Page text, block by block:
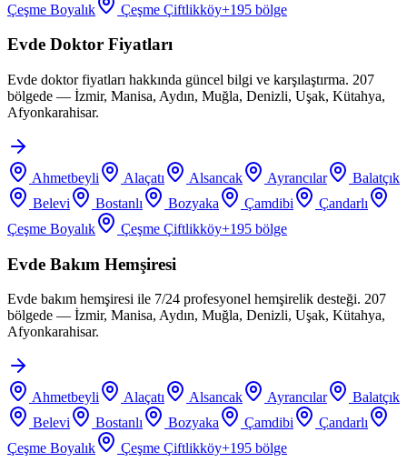
Çeşme Boyalık
Çeşme Çiftlikköy+195 bölge
Evde Doktor Fiyatları
Evde doktor fiyatları hakkında güncel bilgi ve karşılaştırma. 207
bölgede — İzmir, Manisa, Aydın, Muğla, Denizli, Uşak, Kütahya,
Afyonkarahisar.
Ahmetbeyli Alaçatı Alsancak Ayrancılar
Balatçık
Belevi
Bostanlı Bozyaka Çamdibi
Çandarlı
Çeşme Boyalık
Çeşme Çiftlikköy+195 bölge
Evde Bakım Hemşiresi
Evde bakım hemşiresi ile 7/24 profesyonel hemşirelik desteği. 207
bölgede — İzmir, Manisa, Aydın, Muğla, Denizli, Uşak, Kütahya,
Afyonkarahisar.
Ahmetbeyli Alaçatı Alsancak Ayrancılar
Balatçık
Belevi
Bostanlı Bozyaka Çamdibi
Çandarlı
Çeşme Boyalık
Çeşme Çiftlikköy+195 bölge